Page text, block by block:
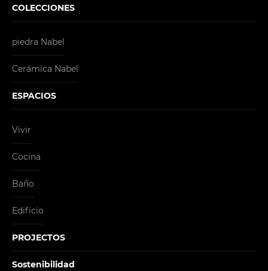
COLECCIONES
piedra Nabel
Cerámica Nabel
ESPACIOS
Vivir
Cocina
Baño
Edificio
PROJECTOS
Sostenibilidad